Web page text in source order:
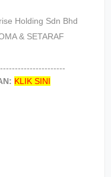
Holding Sdn Bhd
& SETARAF
KLIK SINI